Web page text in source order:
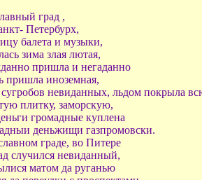
град ,
Петербурх,
балета и музыки,
зима злая лютая,
пришла и негаданно
пришла иноземная,
невиданных, льдом покрыла
плитку, заморскую,
громадные куплена
деньжищи газпромовски.
граде, во Питере
случился невиданный,
матом да руганью